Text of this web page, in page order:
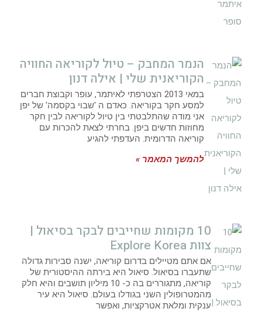
הנמר המחבק – טיול לקוריאה החוויה
הקוריאנית שלי | אילה דנון
במאי 2013 הצטרפתי לאיתמר, עופר וקבוצת חברים
למסע חקר בקוריאה. כאדם ה 'שבוי בקסמה' של יפן
אני מודה שהתלבטתי בין טיול לקוריאה לבין חקר
מחוזות חדשים ביפן. בחרתי לצאת להכרות עם
קוריאה הדרומית. העדפתי להגיע
להמשך המאמר »
10 מקומות שחייבים לבקר בסיאול |
צוות Explore Korea
אם אתם מטיילים בדרום קוריאה, ישנה סבירות גדולה
שתעברו בסיאול. סיאול היא בירתה ההיסטורית של
קוריאה, מתגוררים בה כ- 10 מיליון תושבים והיא חלק
מהמטרופולין השני בגודלו בעולם. סיאול היא עיר
ענקית ומלאת אטרקציות, ואפשר